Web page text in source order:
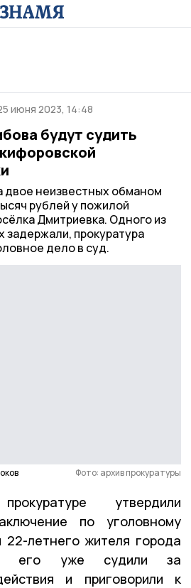
июня 2023, 14:48
будут судить
двое неизвестных обманом
рублей у пожилой
Дмитриевка. Одного из
задержали, прокуратура
дело в суд.
Фото: архив прокуратуры
утвердили
по уголовному
летнего жителя города
его уже судили за
и приговорили к